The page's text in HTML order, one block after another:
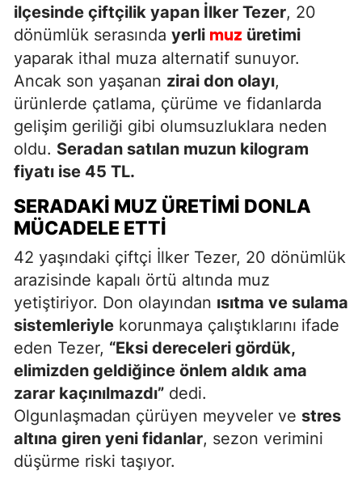
ilçesinde çiftçilik yapan İlker Tezer, 20
dönümlük serasında yerli muz üretimi
yaparak ithal muza alternatif sunuyor.
Ancak son yaşanan zirai don olayı,
ürünlerde çatlama, çürüme ve fidanlarda
gelişim geriliği gibi olumsuzluklara neden
oldu. Seradan satılan muzun kilogram
fiyatı ise 45 TL.
SERADAKI MUZ ÜRETIMI DONLA
MÜCADELE ETTI
42 yaşındaki çiftçi İlker Tezer, 20 dönümlük
arazisinde kapalı örtü altında muz
yetiştiriyor. Don olayından ısıtma ve sulama
sistemleriyle korunmaya çalıştıklarını ifade
eden Tezer, “Eksi dereceleri gördük,
elimizden geldiğince önlem aldık ama
zarar kaçınılmazdı” dedi.
Olgunlaşmadan çürüyen meyveler ve stres
altına giren yeni fidanlar, sezon verimini
düşürme riski taşıyor.